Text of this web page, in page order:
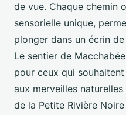
de vue. Chaque chemin
sensorielle unique,
plonger dans un écrin
Le sentier de
pour ceux qui
aux merveilles
de la Petite Rivière